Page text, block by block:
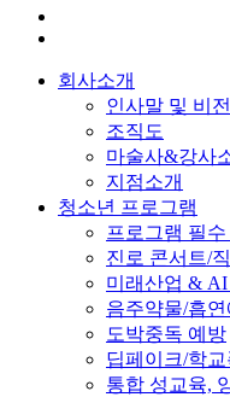
회사소개
인사말 및 비전
조직도
마술사&강사
지점소개
청소년 프로그램
프로그램 필수
진로 콘서트/
미래산업 &
음주약물/흡
도박중독 예방
딥페이크/학
통합 성교육,